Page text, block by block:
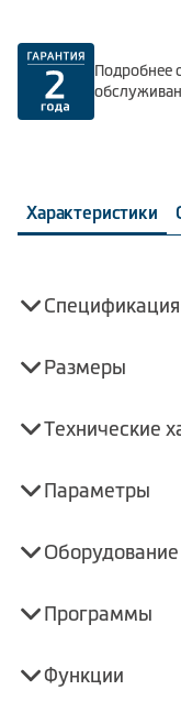
Подробнее
Характеристики
Спецификация
Размеры
Технические
Параметры
Оборудование
Программы
Функции